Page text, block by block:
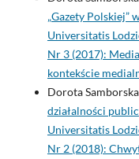
„Gazety Polskiej”
Universitatis
Nr 3 (2017):
kontekście
Dorota
działalności
Universitatis
Nr 2 (2018):